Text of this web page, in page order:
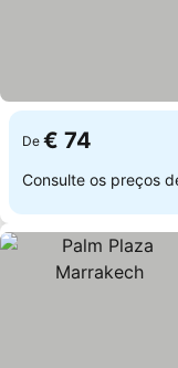
De € 74
Consulte os preços